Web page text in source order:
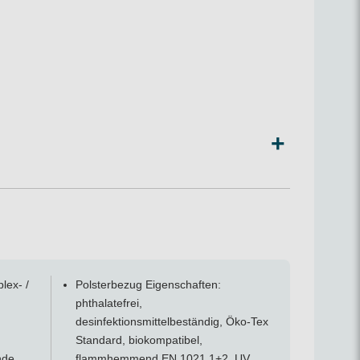
125 cm),
Polsterauschnitt in der Liegefläche
+
/
Polsterbezug Eigenschaften:
phthalatefrei,
desinfektionsmittelbeständig, Öko-Tex
Standard, biokompatibel,